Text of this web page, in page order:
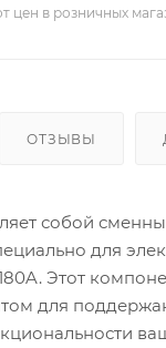
цен в розничных
ОТЗЫВЫ
собой
для
Этот
для